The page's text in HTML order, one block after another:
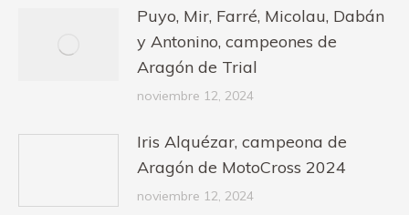
Puyo, Mir, Farré, Micolau, Dabán
y Antonino, campeones de
Aragón de Trial
noviembre 12, 2024
Iris Alquézar, campeona de
Aragón de MotoCross 2024
noviembre 12, 2024